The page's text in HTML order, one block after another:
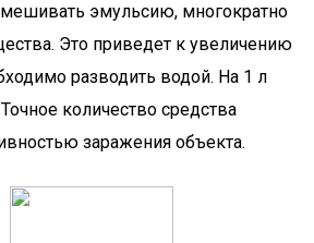
эмульсию, многократно
Это приведет к увеличению
разводить водой. На 1 л
количество средства
заражения объекта.